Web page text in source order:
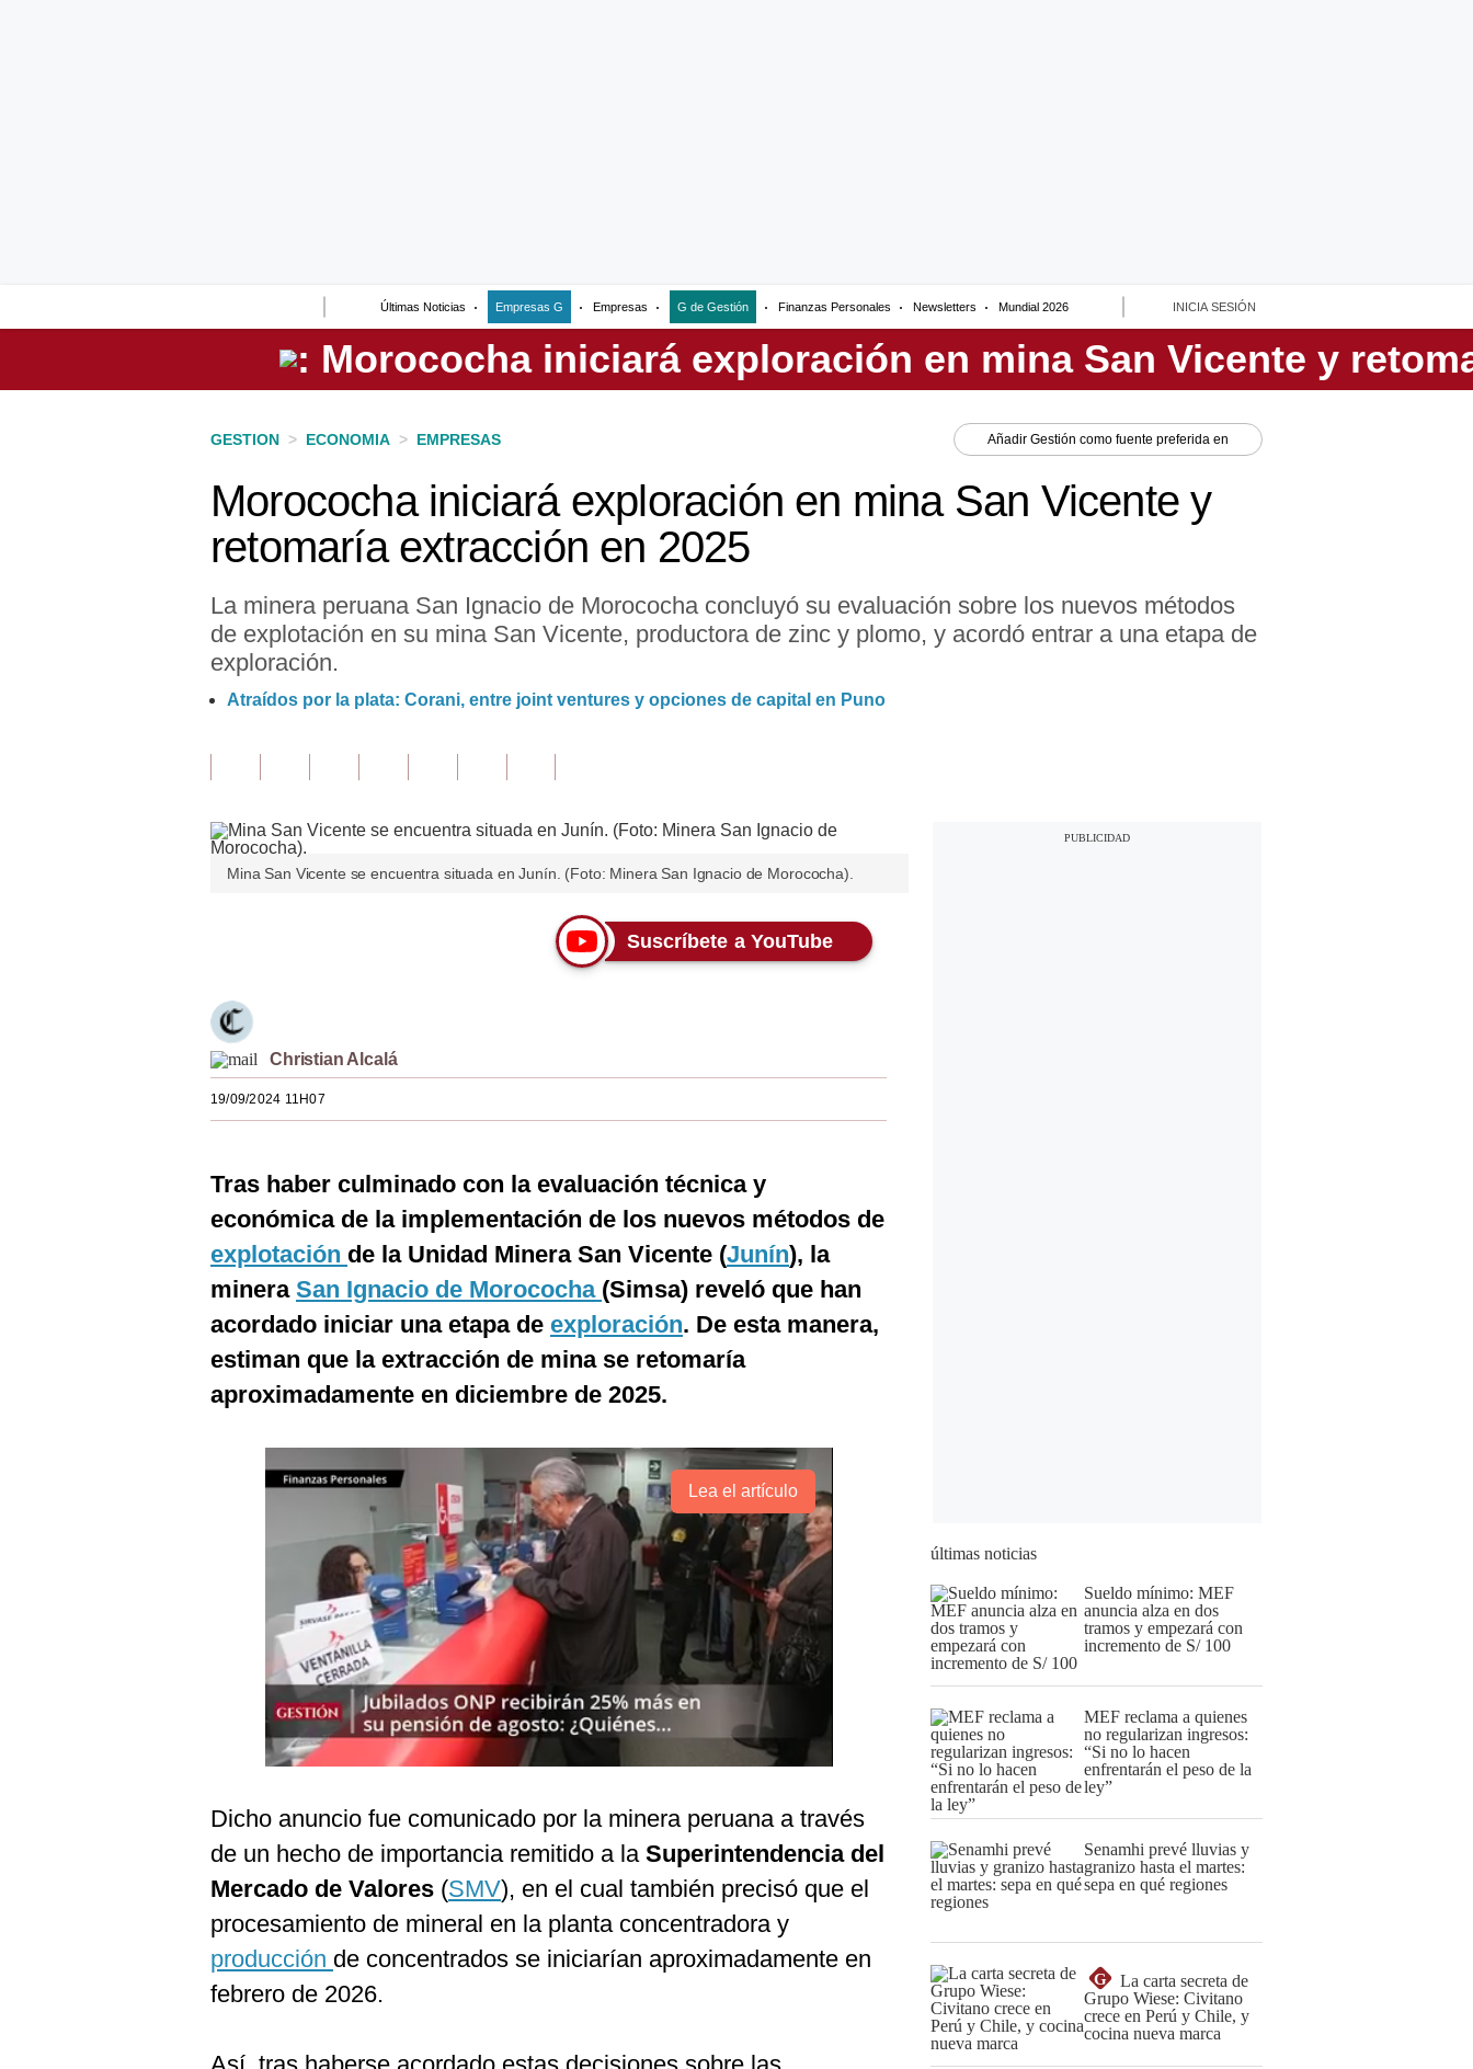
Últimas Noticias Empresas G Empresas G de Gestión Finanzas Personales Newsletters Mundial 2026 INICIA SESIÓN
Perú
GESTION > ECONOMIA > EMPRESAS Añadir Gestión como fuente preferida en
Morococha iniciará exploración en mina San Vicente y
retomaría extracción en 2025
La minera peruana San Ignacio de Morococha concluyó su evaluación sobre los nuevos métodos
de explotación en su mina San Vicente, productora de zinc y plomo, y acordó entrar a una etapa de
exploración.
Atraídos por la plata: Corani, entre joint ventures y opciones de capital en Puno
Mina San Vicente se encuentra situada en Junín. (Foto: Minera San Ignacio de Morococha).
Suscríbete a YouTube
Christian Alcalá
19/09/2024 11H07
Tras haber culminado con la evaluación técnica y
económica de la implementación de los nuevos métodos de
explotación de la Unidad Minera San Vicente (Junín), la
minera San Ignacio de Morococha (Simsa) reveló que han
acordado iniciar una etapa de exploración. De esta manera,
estiman que la extracción de mina se retomaría
aproximadamente en diciembre de 2025.
Lea el artículo
Dicho anuncio fue comunicado por la minera peruana a través
de un hecho de importancia remitido a la Superintendencia del
Mercado de Valores (SMV), en el cual también precisó que el
procesamiento de mineral en la planta concentradora y
producción de concentrados se iniciarían aproximadamente en
febrero de 2026.
últimas noticias
Sueldo mínimo: MEF
anuncia alza en dos
tramos y empezará con
incremento de S/ 100
MEF reclama a quienes
no regularizan ingresos:
“Si no lo hacen
enfrentarán el peso de la
ley”
Senamhi prevé lluvias y
granizo hasta el martes:
sepa en qué regiones
G
La carta secreta de
Grupo Wiese: Civitano
crece en Perú y Chile, y
cocina nueva marca